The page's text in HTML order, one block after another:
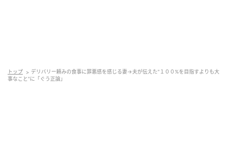
トップ
デリバリー頼みの食事に罪悪感を感じる妻→夫が伝えた"１００%を目指すよりも大
事なこと"に「ぐう正論」